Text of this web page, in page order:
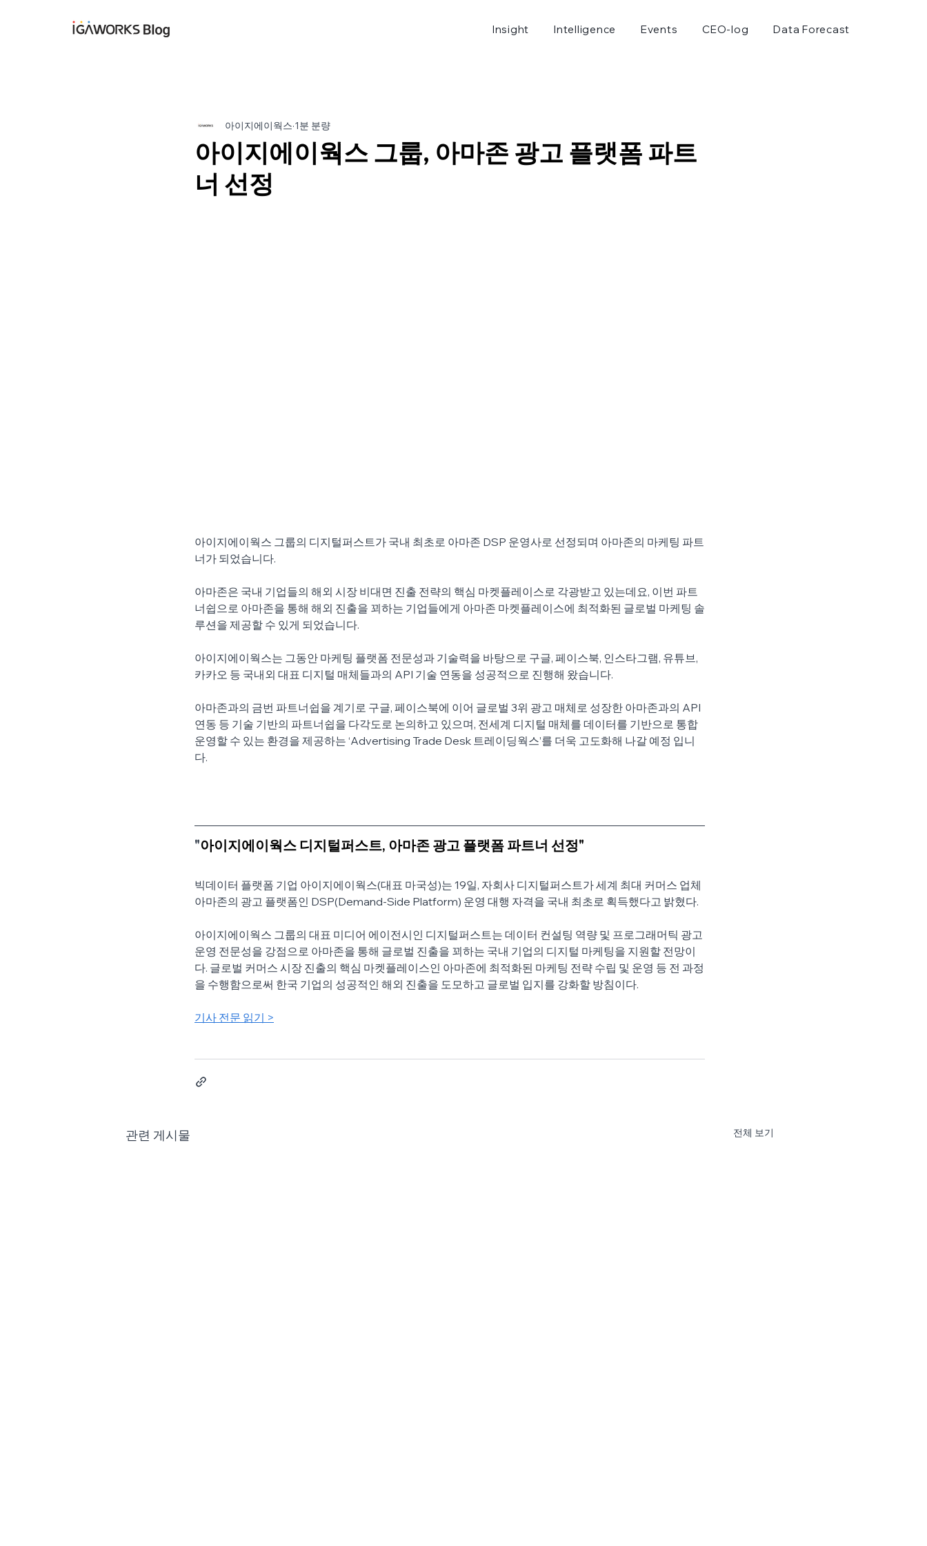
Insight Intelligence Events CEO-log Data Forecast
아이지에이웍스 그룹, 아마존 광고 플랫폼 파트
너 선정
아이지에이웍스 1분 분량
아이지에이웍스 그룹의 디지털퍼스트가 국내 최초로 아마존 DSP 운영사로 선정되며 아마존의 마케팅 파트
너가 되었습니다.
아마존은 국내 기업들의 해외 시장 비대면 진출 전략의 핵심 마켓플레이스로 각광받고 있는데요, 이번 파트
너쉽으로 아마존을 통해 해외 진출을 꾀하는 기업들에게 아마존 마켓플레이스에 최적화된 글로벌 마케팅 솔
루션을 제공할 수 있게 되었습니다.
아이지에이웍스는 그동안 마케팅 플랫폼 전문성과 기술력을 바탕으로 구글, 페이스북, 인스타그램, 유튜브,
카카오 등 국내외 대표 디지털 매체들과의 API 기술 연동을 성공적으로 진행해 왔습니다.
아마존과의 금번 파트너쉽을 계기로 구글, 페이스북에 이어 글로벌 3위 광고 매체로 성장한 아마존과의 API
연동 등 기술 기반의 파트너쉽을 다각도로 논의하고 있으며, 전세계 디지털 매체를 데이터를 기반으로 통합
운영할 수 있는 환경을 제공하는 ‘Advertising Trade Desk 트레이딩웍스’를 더욱 고도화해 나갈 예정 입니
다.
"아이지에이웍스 디지털퍼스트, 아마존 광고 플랫폼 파트너 선정"
빅데이터 플랫폼 기업 아이지에이웍스(대표 마국성)는 19일, 자회사 디지털퍼스트가 세계 최대 커머스 업체
아마존의 광고 플랫폼인 DSP(Demand-Side Platform) 운영 대행 자격을 국내 최초로 획득했다고 밝혔다.
아이지에이웍스 그룹의 대표 미디어 에이전시인 디지털퍼스트는 데이터 컨설팅 역량 및 프로그래머틱 광고
운영 전문성을 강점으로 아마존을 통해 글로벌 진출을 꾀하는 국내 기업의 디지털 마케팅을 지원할 전망이
다. 글로벌 커머스 시장 진출의 핵심 마켓플레이스인 아마존에 최적화된 마케팅 전략 수립 및 운영 등 전 과정
을 수행함으로써 한국 기업의 성공적인 해외 진출을 도모하고 글로벌 입지를 강화할 방침이다.
기사 전문 읽기 >
관련 게시물 전체 보기